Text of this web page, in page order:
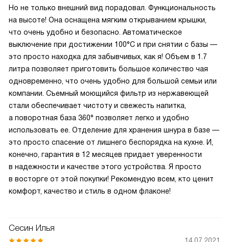
Но не только внешний вид порадовал. Функциональность
на высоте! Она оснащена мягким открыванием крышки,
что очень удобно и безопасно. Автоматическое
выключение при достижении 100°С и при снятии с базы —
это просто находка для забывчивых, как я! Объем в 1.7
литра позволяет приготовить большое количество чая
одновременно, что очень удобно для большой семьи или
компании. Съемный моющийся фильтр из нержавеющей
стали обеспечивает чистоту и свежесть напитка,
а поворотная база 360° позволяет легко и удобно
использовать ее. Отделение для хранения шнура в базе —
это просто спасение от лишнего беспорядка на кухне. И,
конечно, гарантия в 12 месяцев придает уверенности
в надежности и качестве этого устройства. Я просто
в восторге от этой покупки! Рекомендую всем, кто ценит
комфорт, качество и стиль в одном флаконе!
Сесин Илья